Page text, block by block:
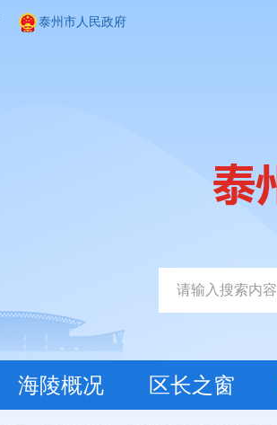
泰州市人民政府
海陵概况 区长之窗